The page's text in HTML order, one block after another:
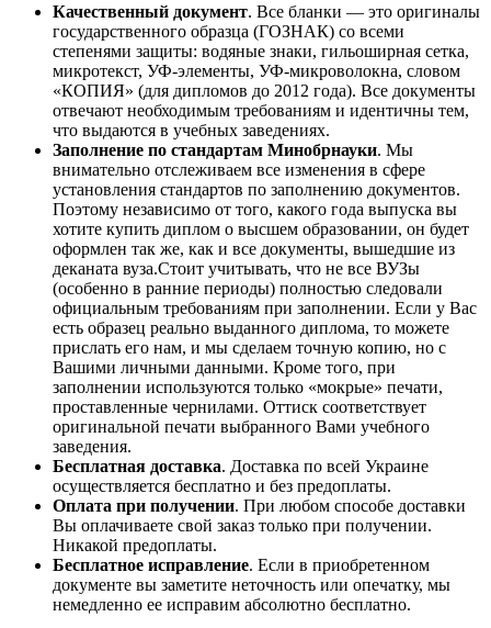
Качественный документ. Все бланки — это оригиналы
государственного образца (ГОЗНАК) со всеми
степенями защиты: водяные знаки, гильоширная сетка,
микротекст, УФ-элементы, УФ-микроволокна, словом
«КОПИЯ» (для дипломов до 2012 года). Все документы
отвечают необходимым требованиям и идентичны тем,
что выдаются в учебных заведениях.
Заполнение по стандартам Минобрнауки. Мы
внимательно отслеживаем все изменения в сфере
установления стандартов по заполнению документов.
Поэтому независимо от того, какого года выпуска вы
хотите купить диплом о высшем образовании, он будет
оформлен так же, как и все документы, вышедшие из
деканата вуза.Стоит учитывать, что не все ВУЗы
(особенно в ранние периоды) полностью следовали
официальным требованиям при заполнении. Если у Вас
есть образец реально выданного диплома, то можете
прислать его нам, и мы сделаем точную копию, но с
Вашими личными данными. Кроме того, при
заполнении используются только «мокрые» печати,
проставленные чернилами. Оттиск соответствует
оригинальной печати выбранного Вами учебного
заведения.
Бесплатная доставка. Доставка по всей Украине
осуществляется бесплатно и без предоплаты.
Оплата при получении. При любом способе доставки
Вы оплачиваете свой заказ только при получении.
Никакой предоплаты.
Бесплатное исправление. Если в приобретенном
документе вы заметите неточность или опечатку, мы
немедленно ее исправим абсолютно бесплатно.